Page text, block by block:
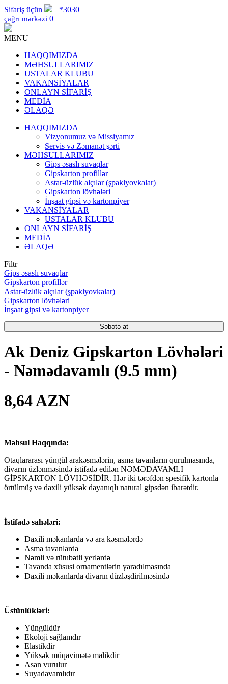
Sifariş üçün *3030
çağrı mərkəzi 0
MENU
HAQQIMIZDA
MƏHSULLARIMIZ
USTALAR KLUBU
VAKANSİYALAR
ONLAYN SİFARİŞ
MEDİA
ƏLAQƏ
HAQQIMIZDA
Vizyonumuz və Missiyamız
Servis və Zəmanət şərti
MƏHSULLARIMIZ
Gips əsaslı suvaqlar
Gipskarton profillər
Astar-üzlük alçılar (şpaklyovkalar)
Gipskarton lövhələri
İnşaat gipsi və kartonpiyer
VAKANSİYALAR
USTALAR KLUBU
ONLAYN SİFARİŞ
MEDİA
ƏLAQƏ
Filtr
Gips əsaslı suvaqlar
Gipskarton profillər
Astar-üzlük alçılar (şpaklyovkalar)
Gipskarton lövhələri
İnşaat gipsi və kartonpiyer
Səbətə at
Ak Deniz Gipskarton Lövhələri
- Nəmədavamlı (9.5 mm)
8,64 AZN
Məhsul Haqqında:
Otaqlararası yüngül arakəsmələrin, asma tavanların qurulmasında,
divarın üzlənməsində istifadə edilən NƏMƏDAVAMLI
GİPSKARTON LÖVHƏSİDİR. Hər iki tərəfdən spesifik kartonla
örtülmüş və daxili yüksək dayanıqlı natural gipsdən ibarətdir.
İstifadə sahələri:
Daxili məkanlarda və ara kəsmələrdə
Asma tavanlarda
Nəmli və rütubətli yerlərdə
Tavanda xüsusi ornamentlərin yaradılmasında
Daxili məkanlarda divarın düzləşdirilməsində
Üstünlükləri:
Yüngüldür
Ekoloji sağlamdır
Elastikdir
Yüksək müqavimətə malikdir
Asan vurulur
Suyadavamlıdır